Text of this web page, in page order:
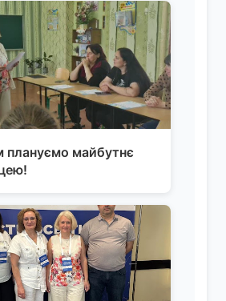
плануємо майбутнє